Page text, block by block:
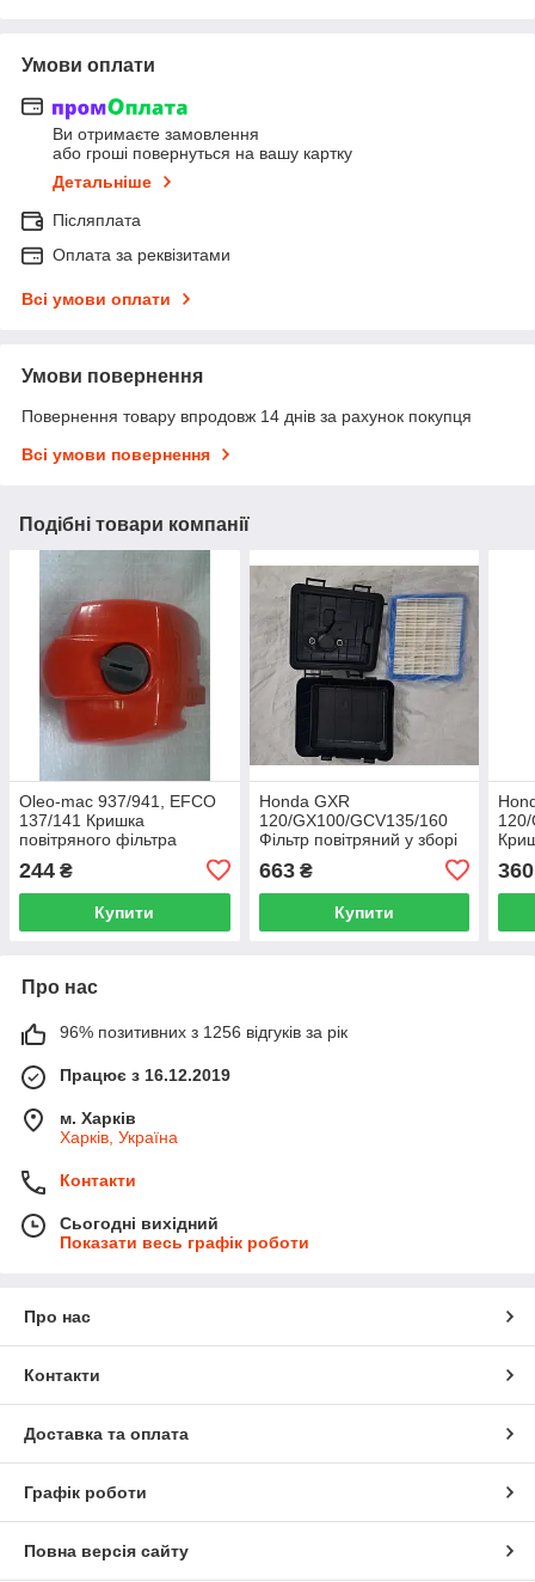
Умови оплати
Ви отримаєте замовлення
або гроші повернуться на вашу картку
Детальніше
Післяплата
Оплата за реквізитами
Всі умови оплати
Умови повернення
Повернення товару впродовж 14 днів за рахунок покупця
Всі умови повернення
Подібні товари компанії
Oleo-mac 937/941, EFCO
137/141 Кришка
повітряного фільтра
244 ₴
Купити
Honda GXR
120/GX100/GCV135/160
Фільтр повітряний у зборі
663₴
Купити
360
Про нас
96% позитивних з 1256 відгуків за рік
Працює з 16.12.2019
м. Харків
Харків, Україна
Контакти
Сьогодні вихідний
Показати весь графік роботи
Про нас
Контакти
Доставка та оплата
Графік роботи
Повна версія сайту